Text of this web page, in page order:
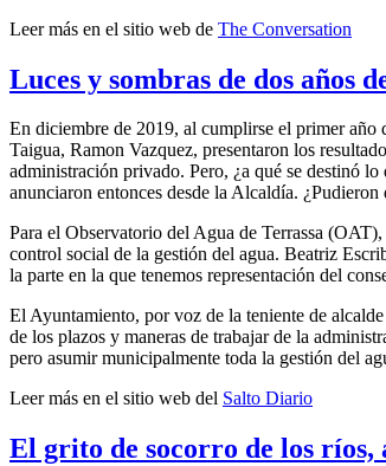
Leer más en el sitio web de The Conversation
Luces y sombras de dos años
En diciembre de 2019, al cumplirse el primer año
Taigua, Ramon Vazquez, presentaron los
administración privado. Pero, ¿a qué se destinó
anunciaron entonces desde la Alcaldía.
Para el Observatorio del Agua de Terrassa
control social de la gestión del agua. Beatriz
la parte en la que tenemos representación del
El Ayuntamiento, por voz de la teniente de
de los plazos y maneras de trabajar de la
pero asumir municipalmente toda la gestión del
Leer más en el sitio web del Salto Diario
El grito de socorro de los ríos,